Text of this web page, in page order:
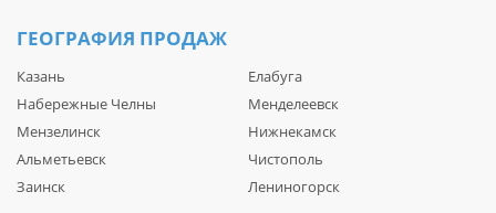
ГЕОГРАФИЯ ПРОДАЖ
Казань
Набережные Челны
Мензелинск
Альметьевск
Заинск
Елабуга
Менделеевск
Нижнекамск
Чистополь
Лениногорск